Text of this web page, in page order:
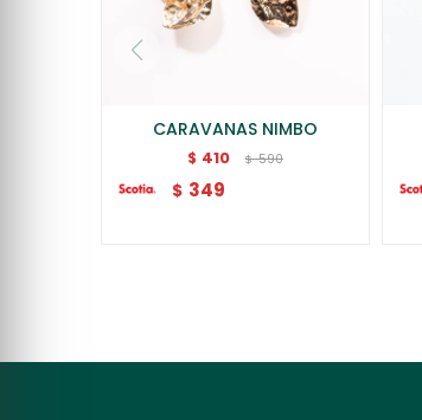
CARAVANAS NIMBO
$ 410 $ 590
$ 349